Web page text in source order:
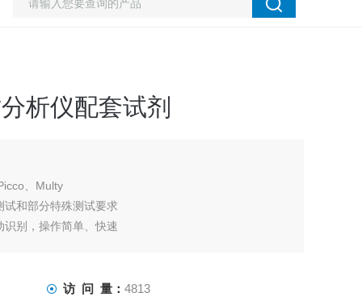
析仪配套试剂
、Multy
试和部分特殊测试要求
别，操作简单、快速
访 问 量： 4813